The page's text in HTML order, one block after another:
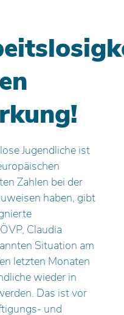
Jugendliche ist
Zahlen bei der
haben, gibt
Claudia
Situation am
letzten Monaten
wieder in
Das ist vor
und